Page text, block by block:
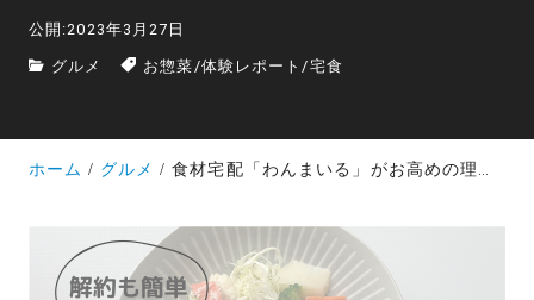
公開:2023年3月27日
グルメ お惣菜 /体験レポート /宅食
ホーム グルメ 食材宅配「わんまいる」がお高めの理由を体験レポートにて解説！